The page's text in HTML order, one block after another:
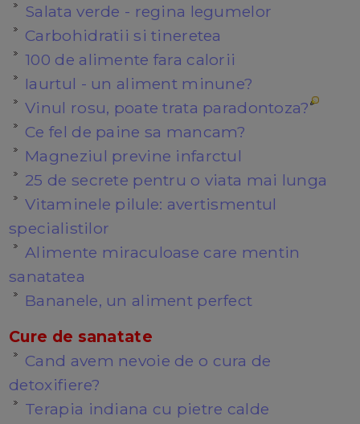
Salata verde - regina legumelor
Carbohidratii si tineretea
100 de alimente fara calorii
Iaurtul - un aliment minune?
Vinul rosu, poate trata paradontoza?
Ce fel de paine sa mancam?
Magneziul previne infarctul
25 de secrete pentru o viata mai lunga
Vitaminele pilule: avertismentul
specialistilor
Alimente miraculoase care mentin
sanatatea
Bananele, un aliment perfect
Cure de sanatate
Cand avem nevoie de o cura de
detoxifiere?
Terapia indiana cu pietre calde